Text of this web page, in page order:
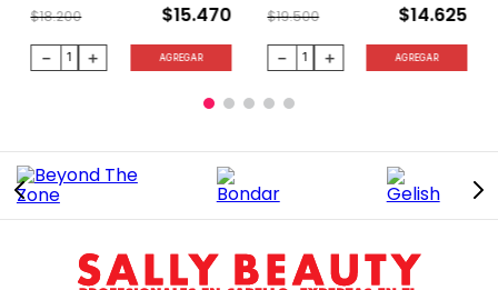
$18.200 $15.470
＋
－ AGREGAR
$19.500 $14.625
＋
－ AGREGAR